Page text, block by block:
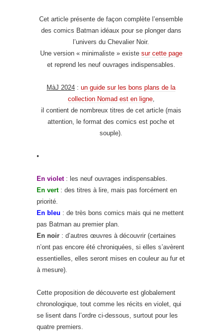
Cet article présente de façon complète l’ensemble
des comics Batman idéaux pour se plonger dans
l’univers du Chevalier Noir.
Une version « minimaliste » existe sur cette page
et reprend les neuf ouvrages indispensables.
MàJ 2024 : un guide sur les bons plans de la
collection Nomad est en ligne,
il contient de nombreux titres de cet article (mais
attention, le format des comics est poche et
souple).
•
En violet: les neuf ouvrages indispensables.
En vert: des titres à lire, mais pas forcément en
priorité.
En bleu : de très bons comics mais qui ne mettent
pas Batman au premier plan.
En noir : d’autres œuvres à découvrir (certaines
n’ont pas encore été chroniquées, si elles s’avèrent
essentielles, elles seront mises en couleur au fur et
à mesure).
Cette proposition de découverte est globalement
chronologique, tout comme les récits en violet, qui
se lisent dans l’ordre ci-dessous, surtout pour les
quatre premiers.